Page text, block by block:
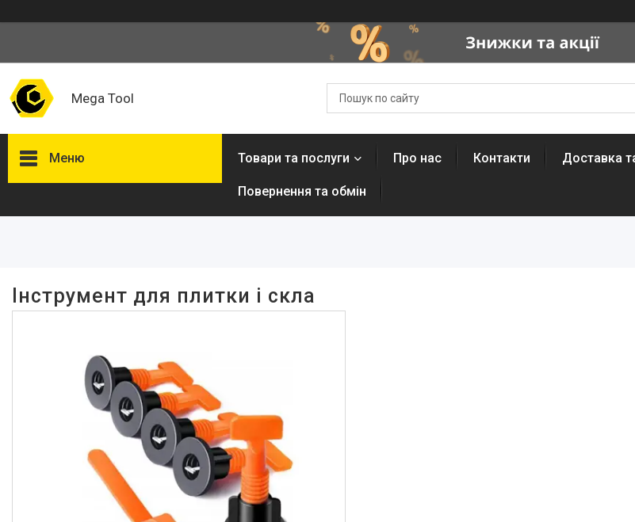
Mega Tool
Меню
Kraft&Dele 2
Товари та послуги
Стол подъемный
гидравлический
Кліматична техніка
Електроінструменти
Енергозабезпечення
Будівельна техніка та
Товари та послуги Про нас Контакти Доставка
Повернення та обмін
Інструмент для плитки і скла